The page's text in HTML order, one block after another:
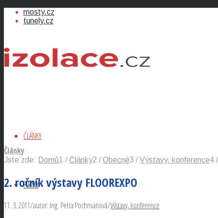
mosty.cz
tunely.cz
ČLÁNKY
FIRMY
Články
Jste zde: Domů1 / Články2 / Obecné3 / Výstavy, konference4 /
2. ročník výstavy FLOOREXPO
11. 3. 2011/autor: Ing. Petra Pochmanová/Výstavy, konference